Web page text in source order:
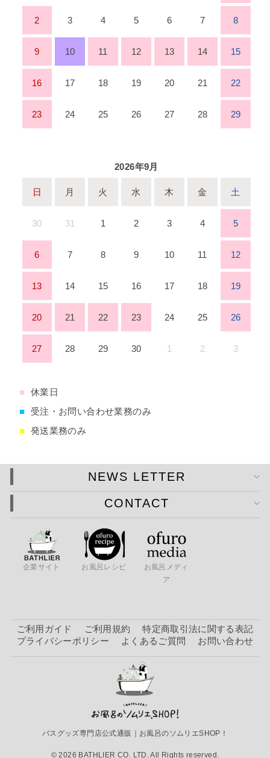
2 3 4 5 6 7 8
9 10 11 12 13 14 15
16 17 18 19 20 21 22
23 24 25 26 27 28 29
2026年9月
日 月 火 水 木 金 土
30 31 1 2 3 4 5
6 7 8 9 10 11 12
13 14 15 16 17 18 19
20 21 22 23 24 25 26
27 28 29 30 1 2 3
■
休業日
■
受注・お問い合わせ業務のみ
■ 発送業務のみ
NEWS LETTER
CONTACT
企業サイト お風呂レシピ
お風呂メディ
ア
ご利用ガイド ご利用規約
特定商取引法に関する表記
プライバシーポリシー
よくあるご質問 お問い合わせ
バスグッズ専門店公式通販｜お風呂のソムリエSHOP！
© 2026 BATHLIER CO. LTD. All Rights reserved.